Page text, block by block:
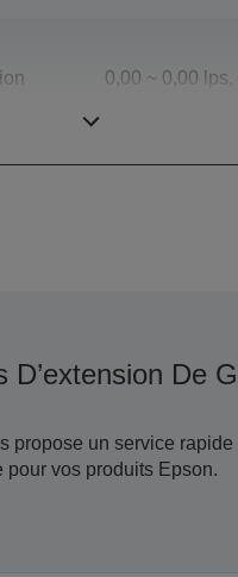
0,00 ~ 0,00 lps,
D’extension De
propose un service rapide
pour vos produits Epson.